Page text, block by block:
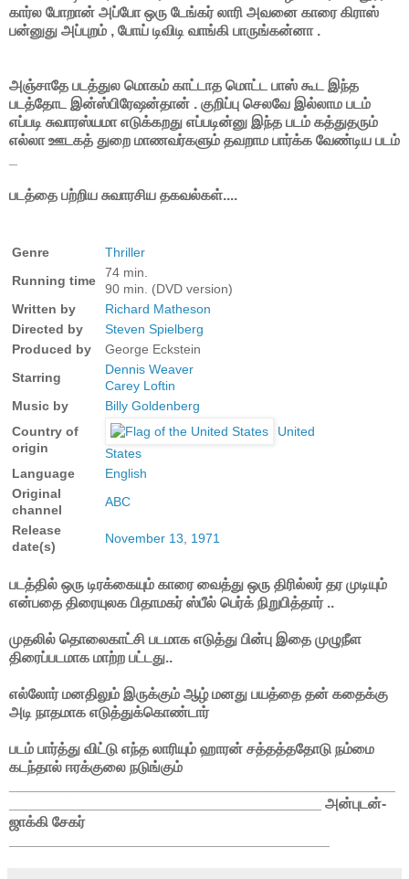
கார்ல போறான் அப்போ ஒரு டேங்கர் லாரி அவனை காரை கிராஸ்
பன்னுது அப்புறம் , போய் டிவிடி வாங்கி பாருங்கன்னா .
அஞ்சாதே படத்துல மொகம் காட்டாத மொட்ட பாஸ் கூட இந்த
படத்தோட இன்ஸ்பிரேஷன்தான் . குறிப்பு செலவே இல்லாம படம்
எப்படி சுவாரஸ்யமா எடுக்கறது எப்படின்னு இந்த படம் கத்துதரும்
எல்லா ஊடகத் துறை மாணவர்களும் தவறாம பார்க்க வேண்டிய படம்
படத்தை பற்றிய சுவாரசிய தகவல்கள்....
Genre
Thriller
Running time
74 min.
90 min. (DVD version)
Written by
Richard Matheson
Directed by
Steven Spielberg
Produced by
George Eckstein
Starring
Dennis Weaver
Carey Loftin
Music by
Billy Goldenberg
Country of
origin
United
States
Language
English
Original
channel
ABC
Release
date(s)
November 13 1971
படத்தில் ஒரு டிரக்கையும் காரை வைத்து ஒரு திரில்லர் தர முடியும்
என்பதை திரையுலக பிதாமகர் ஸ்பீல் பெர்க் நிறுபித்தார் ..
முதலில் தொலைகாட்சி படமாக எடுத்து பின்பு இதை முழுநீள
திரைப்படமாக மாற்ற பட்டது..
எல்லோர் மனதிலும் இருக்கும் ஆழ் மனது பயத்தை தன் கதைக்கு
அடி நாதமாக எடுத்துக்கொண்டார்
படம் பார்த்து விட்டு எந்த லாரியும் ஹாரன் சத்தத்ததோடு நம்மை
கடந்தால் ஈரக்குலை நடுங்கும்
அன்புடன்-
ஜாக்கி சேகர்